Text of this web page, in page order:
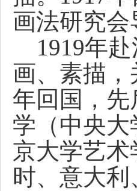
画法研究
1919年赴
画、素描
年回国，
学（中央大
京大学艺术
时、意大